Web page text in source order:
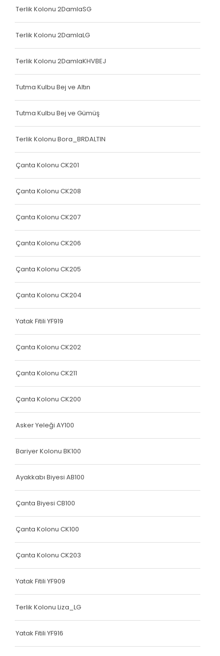
Çanta Kolonu
Yatak Fitili
Yatak Fitili
Yatak Fitili
Yatak Fitili
Çanta Kolonu
Çanta Kolonu
Yatak Fitili
Yatak Fitili
Yatak Fitili
Yatak Fitili
Yatak Fitili
Terlik Kolonu
Hava Kapsülü
Yatak Fitili
Yatak Fitili
Elastik Kolon Siyah Seri
Elastik Kolon Mavi Seri
Elastik Kolon Yeşil Seri
Hava Kapsülü
Dokuma Lastiği
Dokuma Lastiği
Dokuma Lastiği
Dokuma Lastiği
Dokuma Lastiği
Terlik Kolonu 2DamlaSG
Terlik Kolonu 2DamlaLG
Terlik Kolonu 2DamlaKHVBEJ
Tutma Kulbu Bej ve Altın
Tutma Kulbu Bej ve Gümüş
Terlik Kolonu Bora_BRDALTIN
Çanta Kolonu CK201
Çanta Kolonu CK208
Çanta Kolonu CK207
Çanta Kolonu CK206
Çanta Kolonu CK205
Çanta Kolonu CK204
Yatak Fitili YF919
Çanta Kolonu CK202
Çanta Kolonu CK211
Çanta Kolonu CK200
Asker Yeleği AY100
Bariyer Kolonu BK100
Ayakkabı Biyesi AB100
Çanta Biyesi CB100
Çanta Kolonu CK100
Çanta Kolonu CK203
Yatak Fitili YF909
Terlik Kolonu Liza_LG
Yatak Fitili YF916